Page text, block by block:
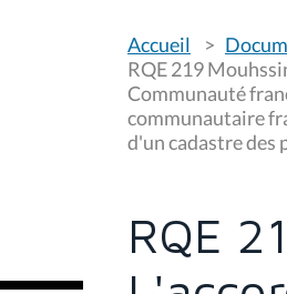
o
u
s
ê
t
e
s
:
Accueil
RQE 219
Communauté
communautaire
d'un cadastre des
RQE